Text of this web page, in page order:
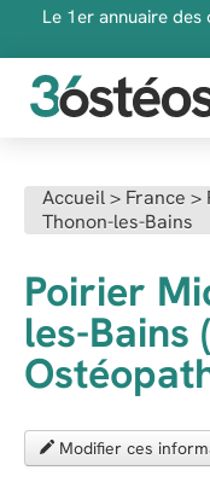
Le 1er annuaire
FAQ
Inscrire son cabinet
Accueil> France >
Thonon-les-Bains
Poirier
les-Bains
Modifier ces